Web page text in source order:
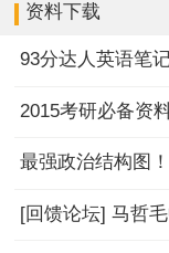
资料下载
93分达人英语笔
2015考研必备资
[回馈论坛] 马哲